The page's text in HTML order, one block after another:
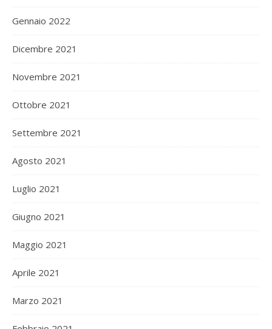
Gennaio 2022
Dicembre 2021
Novembre 2021
Ottobre 2021
Settembre 2021
Agosto 2021
Luglio 2021
Giugno 2021
Maggio 2021
Aprile 2021
Marzo 2021